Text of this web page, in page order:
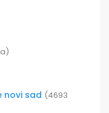
novi sad (4693